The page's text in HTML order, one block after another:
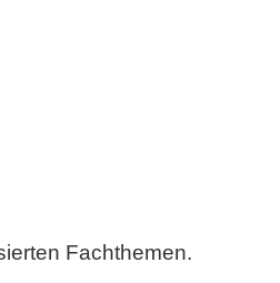
Fachthemen.